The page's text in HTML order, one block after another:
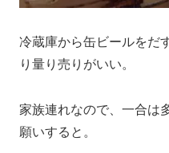
冷蔵庫から缶ビールをだ
り量り売りがいい。
家族連れなので、一合は
願いすると。